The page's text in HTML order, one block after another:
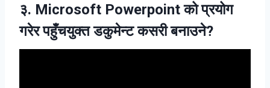
३. Microsoft Powerpoint को प्रयोग
गरेर पहुँचयुक्त डकुमेन्ट कसरी बनाउने?